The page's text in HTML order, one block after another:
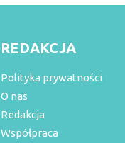
REDAKCJA
Polityka prywatności
O nas
Redakcja
Współpraca